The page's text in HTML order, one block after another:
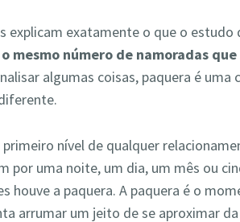
explicam exatamente o que o estudo
mesmo número de namoradas
algumas coisas, paquera é uma
primeiro nível de qualquer
por uma noite, um dia, um mês ou
houve a paquera. A paquera é o
arrumar um jeito de se aproximar